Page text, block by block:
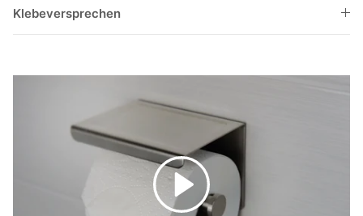
Klebeversprechen
Abspielen